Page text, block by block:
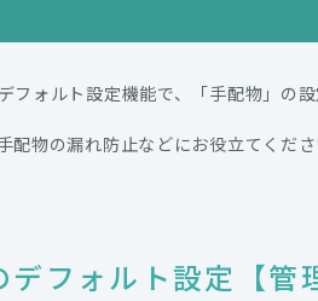
フォルト設定機能で、「手配物」の
配物の漏れ防止などにお役立てくださ
デフォルト設定【管